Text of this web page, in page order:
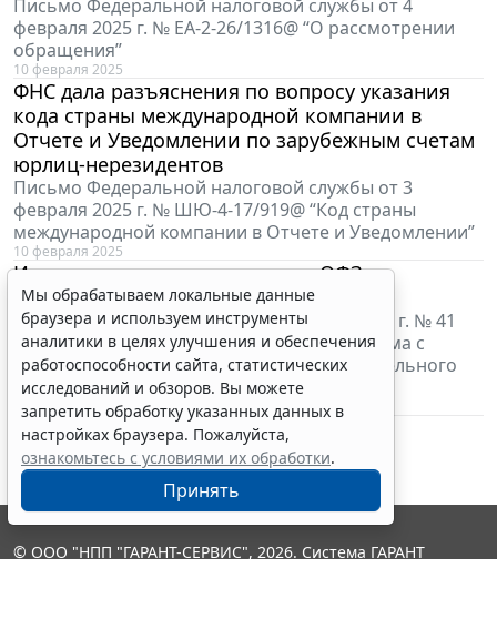
Письмо Федеральной налоговой службы от 4
февраля 2025 г. № ЕА-2-26/1316@ “О рассмотрении
обращения”
10 февраля 2025
ФНС дала разъяснения по вопросу указания
кода страны международной компании в
Отчете и Уведомлении по зарубежным счетам
юрлиц-нерезидентов
Письмо Федеральной налоговой службы от 3
февраля 2025 г. № ШЮ-4-17/919@ “Код страны
международной компании в Отчете и Уведомлении”
10 февраля 2025
Известны параметры эмиссии ОФЗ
допвыпуска N 26239RMFS
Приказ Минфина России от 6 февраля 2025 г. № 41
"Об эмиссии облигаций федерального займа с
постоянным купонным доходом дополнительного
выпуска N 26239RMFS"
10 февраля 2025
Мы обрабатываем локальные данные
браузера и используем инструменты
аналитики в целях улучшения и обеспечения
работоспособности сайта, статистических
исследований и обзоров. Вы можете
запретить обработку указанных данных в
настройках браузера. Пожалуйста,
ознакомьтесь с условиями их обработки.
Принять
© ООО "НПП "ГАРАНТ-СЕРВИС", 2026. Система ГАРАНТ